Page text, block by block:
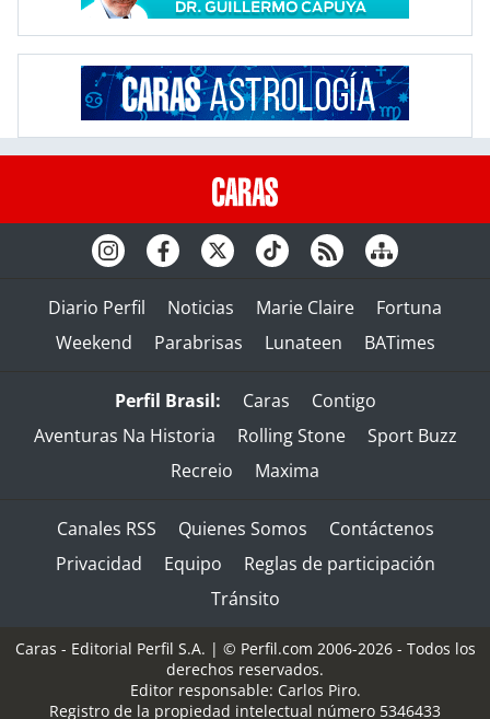
Diario Perfil Noticias Marie Claire
Fortuna
Weekend
Parabrisas Lunateen BATimes
Perfil Brasil: Caras
Contigo
Aventuras Na Historia
Rolling Stone
Sport Buzz
Recreio
Maxima
Canales RSS Quienes Somos
Contáctenos
Privacidad
Equipo
Reglas de participación
Tránsito
Caras - Editorial Perfil S.A. | © Perfil.com 2006-2026 - Todos los
derechos reservados.
Editor responsable: Carlos Piro.
Registro de la propiedad intelectual número 5346433